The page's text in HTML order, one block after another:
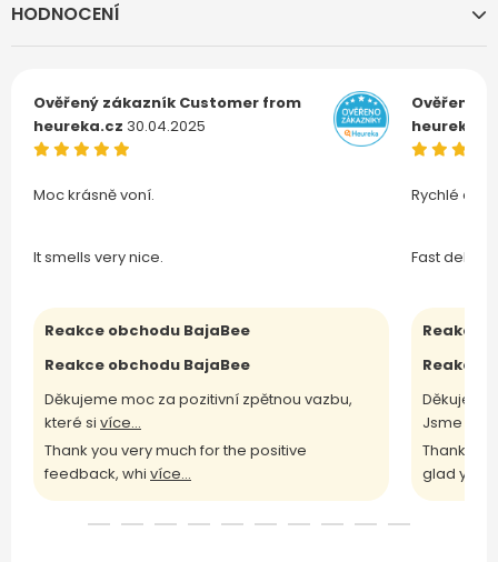
HODNOCENÍ
Ověřený zákazník Customer from
heureka.cz 30.04.2025
Moc krásně voní.
It smells very nice.
Reakce obchodu BajaBee
Reakce obchodu BajaBee
Děkujeme moc za pozitivní zpětnou vazbu,
které si více...
Thank you very much for the positive
feedback, whi více...
Ověřený
Rychlé
Fast
Reakce
Reakce
Jsme rádi
Thank
glad yo